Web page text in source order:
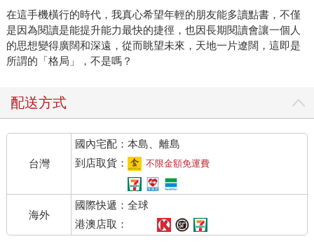
在這手機橫行的時代，我真心希望年輕的朋友能多讀點書，不僅
是因為閱讀是能提升能力最快的捷徑，也因長期閱讀會讓一個人
的思想變得廣闊和深遠，從而眺望未來，天地一片遼闊，這即是
所謂的「格局」，不是嗎？
配送方式
台灣
國內宅配：本島、離島
到店取貨：
不限金額免運費
海外
國際快遞：全球
港澳店取：